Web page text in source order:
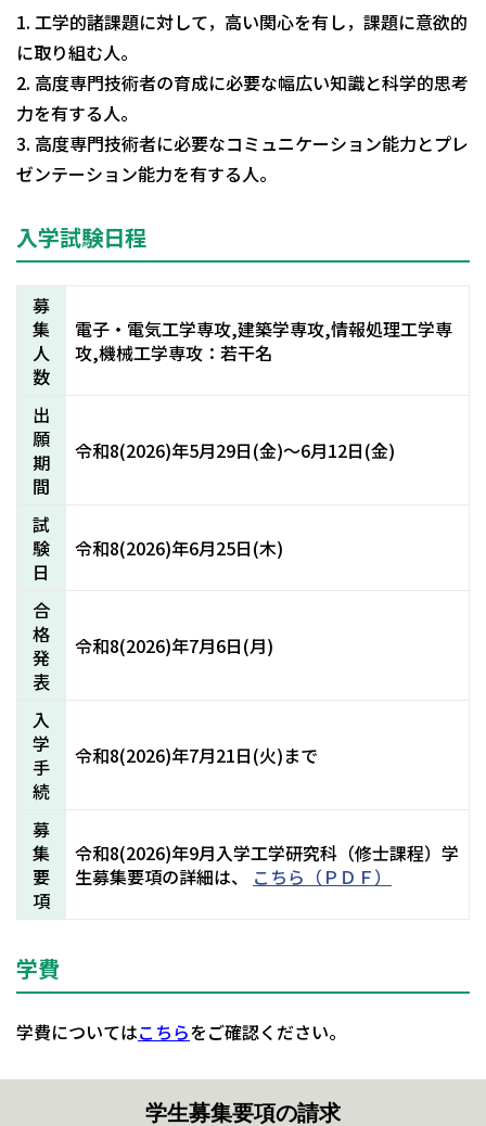
1. 工学的諸課題に対して，高い関心を有し，課題に意欲的
に取り組む人。
2. 高度専門技術者の育成に必要な幅広い知識と科学的思考
力を有する人。
3. 高度専門技術者に必要なコミュニケーション能力とプレ
ゼンテーション能力を有する人。
入学試験日程
募
集
人
数
電子・電気工学専攻,建築学専攻,情報処理工学専
攻,機械工学専攻：若干名
出
願
期
間
令和8(2026)年5月29日(金)～6月12日(金)
試
験
日
令和8(2026)年6月25日(木)
合
格
発
表
令和8(2026)年7月6日(月)
入
学
手
続
令和8(2026)年7月21日(火)まで
募
集
要
項
令和8(2026)年9月入学工学研究科（修士課程）学
生募集要項の詳細は、 こちら（ＰＤＦ）
学費
学費についてはこちらをご確認ください。
学生募集要項の請求